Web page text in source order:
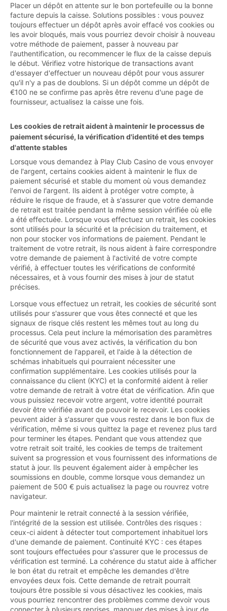
Placer un dépôt en attente sur le bon portefeuille ou la bonne
facture depuis la caisse. Solutions possibles : vous pouvez
toujours effectuer un dépôt après avoir effacé vos cookies ou
les avoir bloqués, mais vous pourriez devoir choisir à nouveau
votre méthode de paiement, passer à nouveau par
l'authentification, ou recommencer le flux de la caisse depuis
le début. Vérifiez votre historique de transactions avant
d'essayer d'effectuer un nouveau dépôt pour vous assurer
qu'il n'y a pas de doublons. Si un dépôt comme un dépôt de
€100 ne se confirme pas après être revenu d'une page de
fournisseur, actualisez la caisse une fois.
Les cookies de retrait aident à maintenir le processus de
paiement sécurisé, la vérification d'identité et des temps
d'attente stables
Lorsque vous demandez à Play Club Casino de vous envoyer
de l'argent, certains cookies aident à maintenir le flux de
paiement sécurisé et stable du moment où vous demandez
l'envoi de l'argent. Ils aident à protéger votre compte, à
réduire le risque de fraude, et à s'assurer que votre demande
de retrait est traitée pendant la même session vérifiée où elle
a été effectuée. Lorsque vous effectuez un retrait, les cookies
sont utilisés pour la sécurité et la précision du traitement, et
non pour stocker vos informations de paiement. Pendant le
traitement de votre retrait, ils nous aident à faire correspondre
votre demande de paiement à l'activité de votre compte
vérifié, à effectuer toutes les vérifications de conformité
nécessaires, et à vous fournir des mises à jour de statut
précises.
Lorsque vous effectuez un retrait, les cookies de sécurité sont
utilisés pour s'assurer que vous êtes connecté et que les
signaux de risque clés restent les mêmes tout au long du
processus. Cela peut inclure la mémorisation des paramètres
de sécurité que vous avez activés, la vérification du bon
fonctionnement de l'appareil, et l'aide à la détection de
schémas inhabituels qui pourraient nécessiter une
confirmation supplémentaire. Les cookies utilisés pour la
connaissance du client (KYC) et la conformité aident à relier
votre demande de retrait à votre état de vérification. Afin que
vous puissiez recevoir votre argent, votre identité pourrait
devoir être vérifiée avant de pouvoir le recevoir. Les cookies
peuvent aider à s'assurer que vous restez dans le bon flux de
vérification, même si vous quittez la page et revenez plus tard
pour terminer les étapes. Pendant que vous attendez que
votre retrait soit traité, les cookies de temps de traitement
suivent sa progression et vous fournissent des informations de
statut à jour. Ils peuvent également aider à empêcher les
soumissions en double, comme lorsque vous demandez un
paiement de 500 € puis actualisez la page ou rouvrez votre
navigateur.
Pour maintenir le retrait connecté à la session vérifiée,
l'intégrité de la session est utilisée. Contrôles des risques :
ceux-ci aident à détecter tout comportement inhabituel lors
d'une demande de paiement. Continuité KYC : ces étapes
sont toujours effectuées pour s'assurer que le processus de
vérification est terminé. La cohérence du statut aide à afficher
le bon état du retrait et empêche les demandes d'être
envoyées deux fois. Cette demande de retrait pourrait
toujours être possible si vous désactivez les cookies, mais
vous pourriez rencontrer des problèmes comme devoir vous
connecter à plusieurs reprises, manquer des mises à jour de